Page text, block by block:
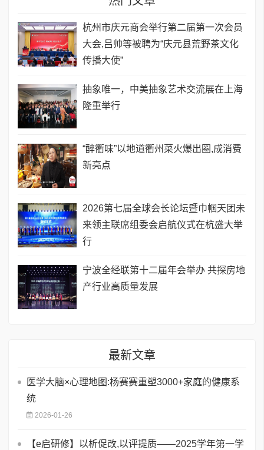
杭州市庆元商会举行第二届第一次会员
大会,吕帅等被聘为“庆元县荒野茶文化
传播大使”
抽象唯一，中美抽象艺术交流展在上海
隆重举行
“醉衢味”以地道衢州菜火爆出圈,成消费
新亮点
2026第七届全球会长论坛暨巾帼天团未
来领主联席组委会启航仪式在杭盛大举
行
宁波全经联第十二届年会举办 共探房地
产行业高质量发展
最新文章
医学大脑×心理地图:杨赛赛重塑3000+家庭的健康系
统
2026-01-26
【e启研修】以析促改,以评提质——2025学年第一学